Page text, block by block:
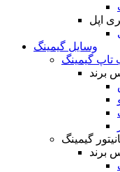
اپل
وسایل گیمینگ
تاپ گیمینگ
برند
گیمینگ
برند